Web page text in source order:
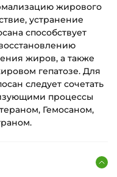
жирового
устранение
способствует
жиров, а также
гепатозе. Для
следует сочетать
процессы
Гемосаном,